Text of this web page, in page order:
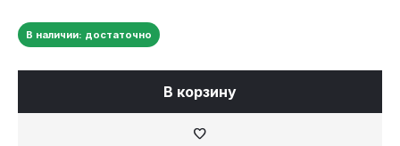
В наличии: достаточно
В корзину